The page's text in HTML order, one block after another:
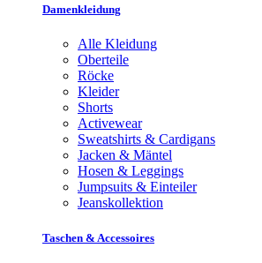
Damenkleidung
Alle Kleidung
Oberteile
Röcke
Kleider
Shorts
Activewear
Sweatshirts & Cardigans
Jacken & Mäntel
Hosen & Leggings
Jumpsuits & Einteiler
Jeanskollektion
Taschen & Accessoires